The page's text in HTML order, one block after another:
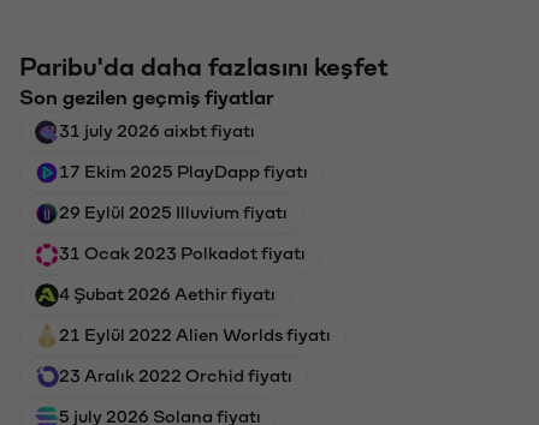
Paribu'da daha fazlasını keşfet
Son gezilen geçmiş fiyatlar
31 july 2026 aixbt fiyatı
17 Ekim 2025 PlayDapp fiyatı
29 Eylül 2025 Illuvium fiyatı
31 Ocak 2023 Polkadot fiyatı
4 Şubat 2026 Aethir fiyatı
21 Eylül 2022 Alien Worlds fiyatı
23 Aralık 2022 Orchid fiyatı
5 july 2026 Solana fiyatı